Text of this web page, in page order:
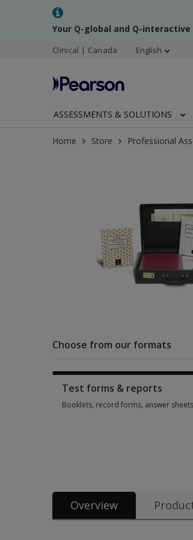
Your Q-global and Q-
Clinical | Canada English
ASSESSMENTS & SOLUTIONS
Home Store Professional
Choose from our formats
Test forms & reports
Booklets, record forms, answer
Overview